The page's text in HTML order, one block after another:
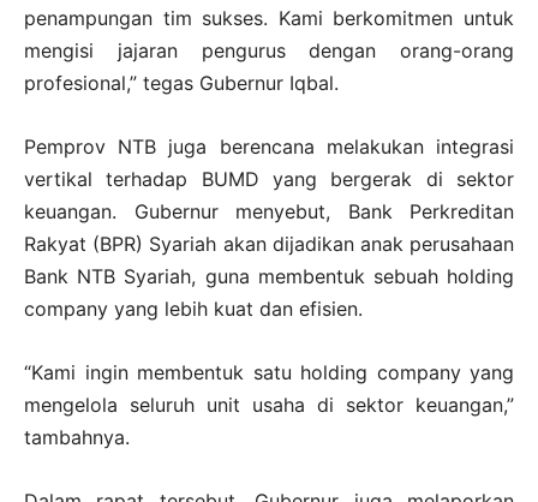
penampungan tim sukses. Kami berkomitmen untuk
mengisi jajaran pengurus dengan orang-orang
profesional,” tegas Gubernur Iqbal.
Pemprov NTB juga berencana melakukan integrasi
vertikal terhadap BUMD yang bergerak di sektor
keuangan. Gubernur menyebut, Bank Perkreditan
Rakyat (BPR) Syariah akan dijadikan anak perusahaan
Bank NTB Syariah, guna membentuk sebuah holding
company yang lebih kuat dan efisien.
“Kami ingin membentuk satu holding company yang
mengelola seluruh unit usaha di sektor keuangan,”
tambahnya.